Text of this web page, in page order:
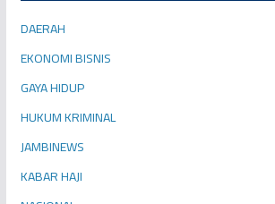
DAERAH
EKONOMI BISNIS
GAYA HIDUP
HUKUM KRIMINAL
JAMBINEWS
KABAR HAJI